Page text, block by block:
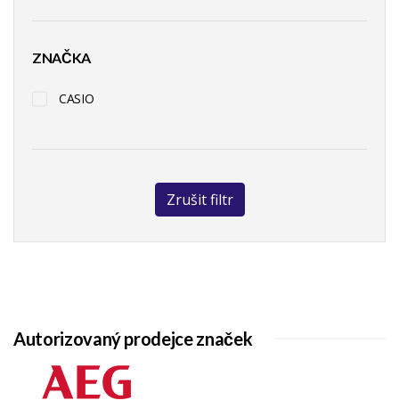
ZNAČKA
CASIO
Zrušit filtr
Autorizovaný prodejce značek